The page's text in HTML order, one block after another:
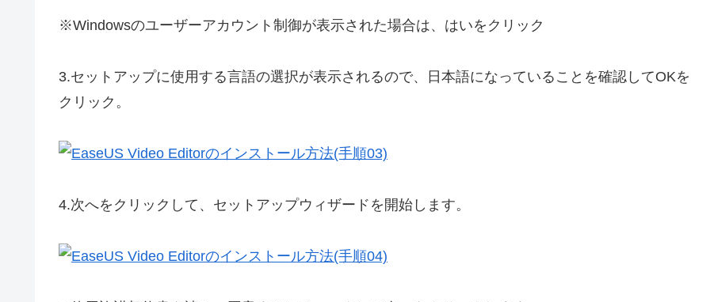
※Windowsのユーザーアカウント制御が表示された場合は、はいをクリック
3.セットアップに使用する言語の選択が表示されるので、日本語になっていることを確認してOKを
クリック。
4.次へをクリックして、セットアップウィザードを開始します。